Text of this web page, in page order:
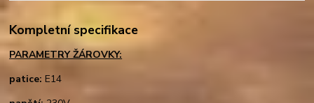
Kompletní specifikace
PARAMETRY ŽÁROVKY:
patice: E14